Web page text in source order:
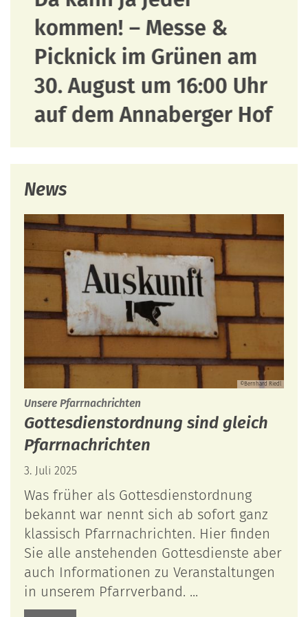
kommen! – Messe &
Picknick im Grünen am
30. August um 16:00 Uhr
auf dem Annaberger Hof
News
©Bernhard Riedl
Unsere Pfarrnachrichten:
Gottesdienstordnung sind gleich
Pfarrnachrichten
3. Juli 2025
Was früher als Gottesdienstordnung
bekannt war nennt sich ab sofort ganz
klassisch Pfarrnachrichten. Hier finden
Sie alle anstehenden Gottesdienste aber
auch Informationen zu Veranstaltungen
in unserem Pfarrverband. ...